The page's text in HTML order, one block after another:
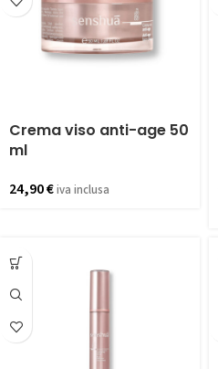
Crema viso anti-age 50
ml
24,90€iva inclusa